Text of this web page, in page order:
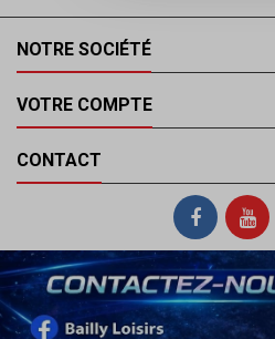
NOTRE SOCIÉTÉ
VOTRE COMPTE
CONTACT